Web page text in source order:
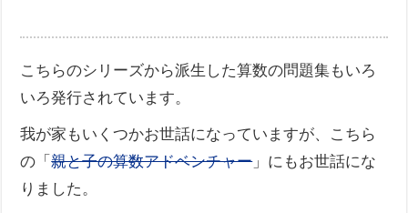
こちらのシリーズから派生した算数の問題集もいろ
いろ発行されています。
我が家もいくつかお世話になっていますが、こちら
の「親と子の算数アドベンチャー」にもお世話にな
りました。